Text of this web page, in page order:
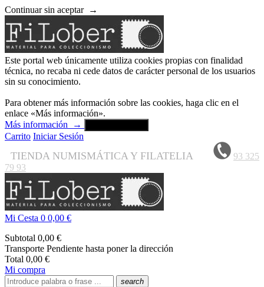
Continuar sin aceptar →
Este portal web únicamente utiliza cookies propias con finalidad
técnica, no recaba ni cede datos de carácter personal de los usuarios
sin su conocimiento.
Para obtener más información sobre las cookies, haga clic en el
enlace «Más información».
Más información
→
Carrito Iniciar Sesión
TIENDA NUMISMÁTICA Y FILATELIA
93 325
79 93
Mi Cesta 0 0,00 €
Subtotal 0,00 €
Transporte Pendiente hasta poner la dirección
Total 0,00 €
Mi compra
search